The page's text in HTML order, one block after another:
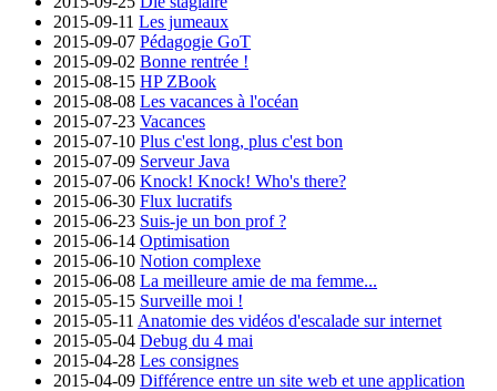
2015-09-11 Les jumeaux
2015-09-07 Pédagogie GoT
2015-09-02 Bonne rentrée !
2015-08-15 HP ZBook
2015-08-08 Les vacances à l'océan
2015-07-23 Vacances
2015-07-10 Plus c'est long, plus c'est bon
2015-07-09 Serveur Java
2015-07-06 Knock! Knock! Who's there?
2015-06-30 Flux lucratifs
2015-06-23 Suis-je un bon prof ?
2015-06-14 Optimisation
2015-06-10 Notion complexe
2015-06-08 La meilleure amie de ma femme...
2015-05-15 Surveille moi !
2015-05-11 Anatomie des vidéos d'escalade sur internet
2015-05-04 Debug du 4 mai
2015-04-28 Les consignes
2015-04-09 Différence entre un site web et une application